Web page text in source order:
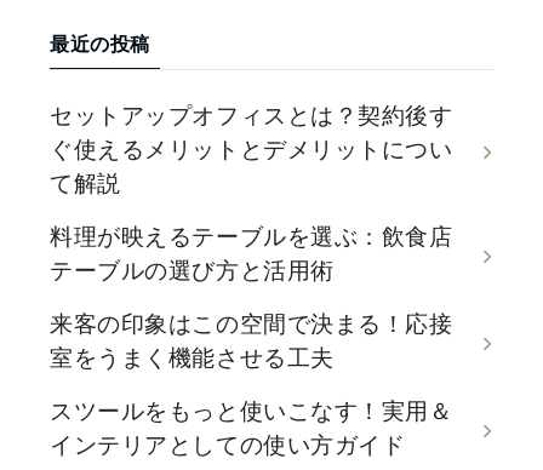
最近の投稿
セットアップオフィスとは？契約後す
ぐ使えるメリットとデメリットについ
て解説
料理が映えるテーブルを選ぶ：飲食店
テーブルの選び方と活用術
来客の印象はこの空間で決まる！応接
室をうまく機能させる工夫
スツールをもっと使いこなす！実用＆
インテリアとしての使い方ガイド